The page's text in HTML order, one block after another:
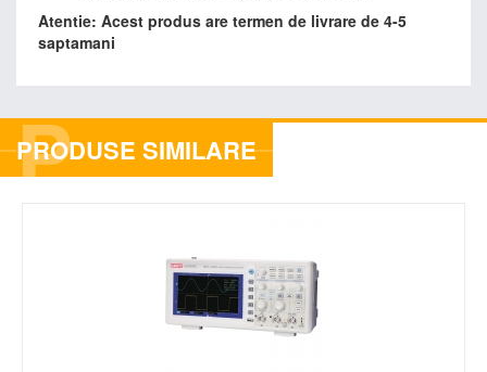
Atentie: Acest produs are termen de livrare de 4-5
saptamani
P
PRODUSE SIMILARE